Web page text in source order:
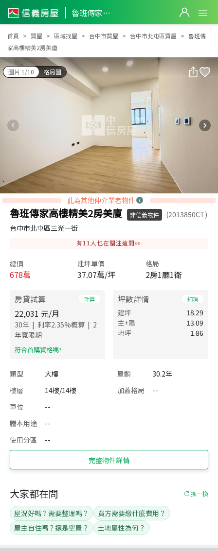
魯班傳家高樓精美2房美廈
魯班傳家高樓精美2房美廈
首頁 買屋 區域找屋 台中市買屋 台中市北屯區買屋
魯班傳
家高樓精美2房美廈
圖片 1/10 格局圖
此為其他仲介業者物件
魯班傳家高樓精美2房美廈 非信義物件
(2013850CT)
台中市北屯區三光一街
有11 人也在關注這間👀
總價
678萬
建坪單價
37.07萬/坪
格局
2房1廳1衛
房貸試算 計算
22,031 元/月
30年 | 利率2.35%概算 | 2
年寬限期
​符合首購資格嗎?
坪數詳情 細項
建坪
18.29
主+陽
13.09
地坪
1.86
類型 大樓 屋齡
30.2年
樓層
14樓/14樓 加蓋格局
--
車位
--
謄本用途
--
使用分區
--
完整物件詳情
大家都在問 換一換
屋況好嗎？需要整理嗎？
買方需要繳什麼費用？
屋主自住嗎？還是空屋？
土地屬性為何？